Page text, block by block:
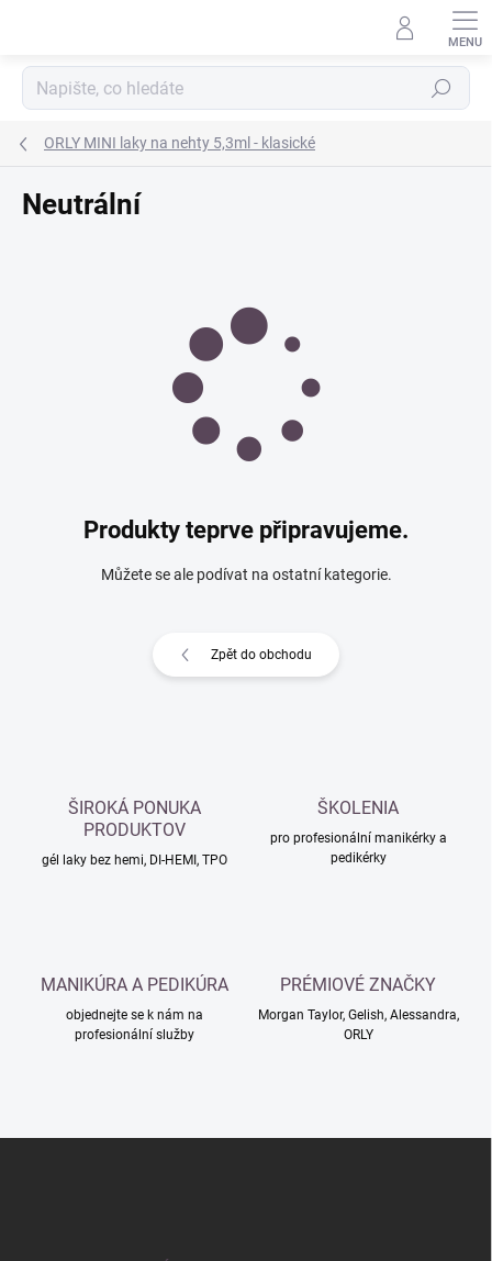
Hledat
ORLY MINI laky na nehty 5,3ml - klasické
Neutrální
Produkty teprve připravujeme.
Můžete se ale podívat na ostatní kategorie.
Zpět do obchodu
ŠIROKÁ PONUKA
PRODUKTOV
gél laky bez hemi, DI-HEMI, TPO
ŠKOLENIA
pro profesionální manikérky a
pedikérky
MANIKÚRA A PEDIKÚRA
objednejte se k nám na
profesionální služby
PRÉMIOVÉ ZNAČKY
Morgan Taylor, Gelish, Alessandra,
ORLY